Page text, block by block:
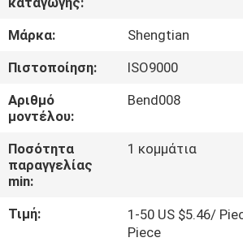
ΒΊΝΤΕΟ
ΕΜΦΆΝΙΣΗ
VR
ΣΧΕΤΙΚΆ
ΜΕ
ΕΜΆΣ
Μάρκα:
Shengtian
Πιστοποίηση:
ISO9000
Αριθμό
μοντέλου:
Bend008
Ποσότητα
παραγγελίας
min:
1 κομμάτια
Τιμή:
1-50 US $5.46/
Piece